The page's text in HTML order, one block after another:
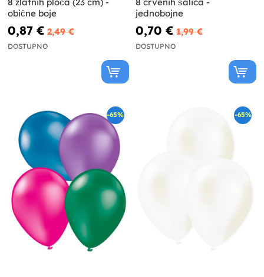
obične boje
0,87 € 2,49 €
DOSTUPNO
jednobojne
0,70 € 1,99 €
DOSTUPNO
-65% -65%